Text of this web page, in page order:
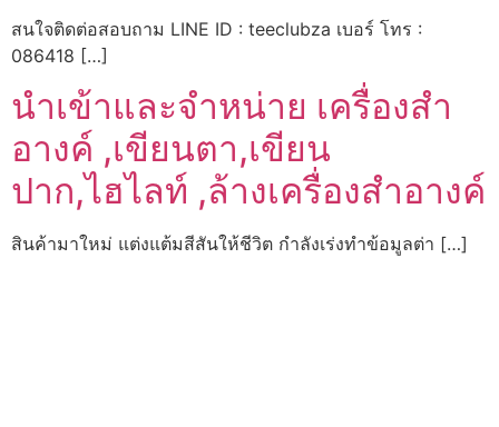
สนใจติดต่อสอบถาม LINE ID : teeclubza เบอร์ โทร :
086418 […]
นำเข้าและจำหน่าย เครื่องสำ
อางค์ ,เขียนตา,เขียน
ปาก,ไฮไลท์ ,ล้างเครื่องสำอางค์
สินค้ามาใหม่ แต่งแต้มสีสันให้ชีวิต กำลังเร่งทำข้อมูลต่า […]